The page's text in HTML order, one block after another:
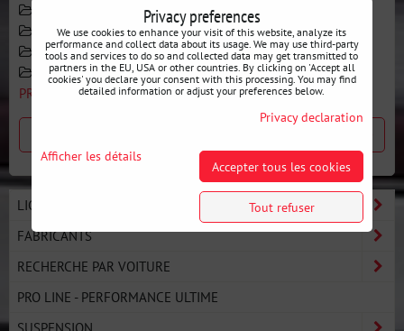
Accessoires et produits dérivés
BMW E8X
Accessoires et Produits Dérivés
MAZDA
Accessoires et MERCH
NISSAN
Accessoires et PRODUITS DÉRIVÉS
Accessoires et
PRODUITS DÉRIVÉS
LIGNE BASIC - DÉMARREZ LE DRIFT
FABRICANTS
RECHERCHE PAR VOITURE
PRO LINE - PERFORMANCE ULTIME
SUSPENSION
Privacy preferences
We use cookies to enhance your visit of this website, analyze its
performance and collect data about its usage. We may use third-party
tools and services to do so and collected data may get transmitted to
partners in the EU, USA or other countries. By clicking on 'Accept all
cookies' you declare your consent with this processing. You may find
detailed information or adjust your preferences below.
Privacy declaration
Afficher les détails
Accepter tous les cookies
Tout refuser